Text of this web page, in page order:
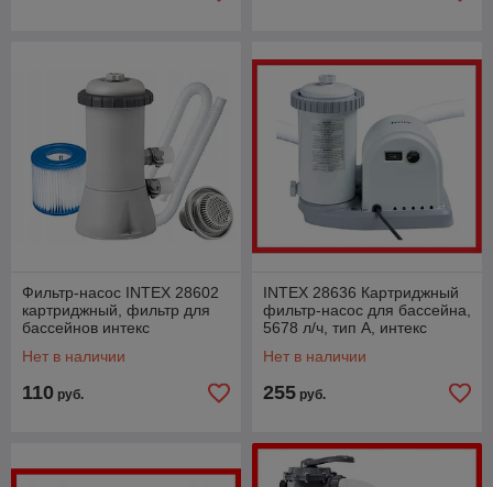
Фильтр-насос INTEX 28602
картриджный, фильтр для
бассейнов интекс
Нет в наличии
110 руб.
INTEX 28636 Картриджный
фильтр-насос для бассейна,
5678 л/ч, тип А, интекс
Нет в наличии
255 руб.